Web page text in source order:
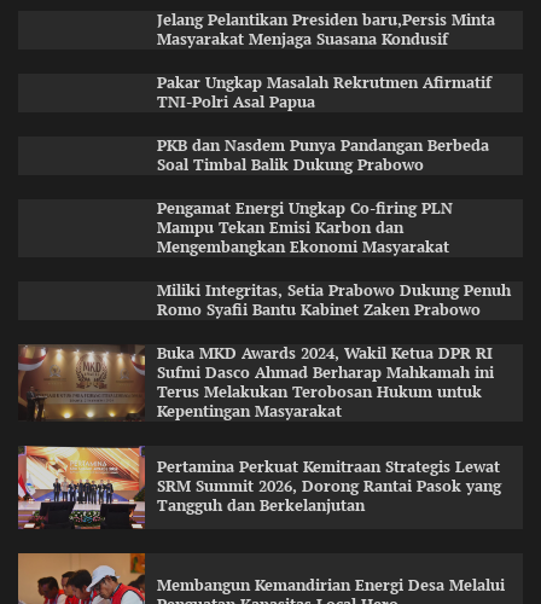
Jelang Pelantikan Presiden baru,Persis Minta
Masyarakat Menjaga Suasana Kondusif
Pakar Ungkap Masalah Rekrutmen Afirmatif
TNI-Polri Asal Papua
PKB dan Nasdem Punya Pandangan Berbeda
Soal Timbal Balik Dukung Prabowo
Pengamat Energi Ungkap Co-firing PLN
Mampu Tekan Emisi Karbon dan
Mengembangkan Ekonomi Masyarakat
Miliki Integritas, Setia Prabowo Dukung Penuh
Romo Syafii Bantu Kabinet Zaken Prabowo
Buka MKD Awards 2024, Wakil Ketua DPR RI
Sufmi Dasco Ahmad Berharap Mahkamah ini
Terus Melakukan Terobosan Hukum untuk
Kepentingan Masyarakat
Pertamina Perkuat Kemitraan Strategis Lewat
SRM Summit 2026, Dorong Rantai Pasok yang
Tangguh dan Berkelanjutan
Membangun Kemandirian Energi Desa Melalui